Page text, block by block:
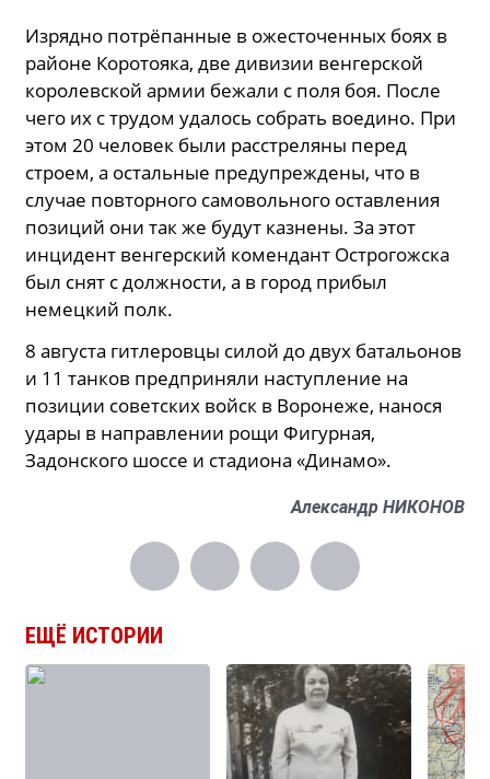
Изрядно потрёпанные в ожесточенных боях в
районе Коротояка, две дивизии венгерской
королевской армии бежали с поля боя. После
чего их с трудом удалось собрать воедино. При
этом 20 человек были расстреляны перед
строем, а остальные предупреждены, что в
случае повторного самовольного оставления
позиций они так же будут казнены. За этот
инцидент венгерский комендант Острогожска
был снят с должности, а в город прибыл
немецкий полк.
8 августа гитлеровцы силой до двух батальонов
и 11 танков предприняли наступление на
позиции советских войск в Воронеже, нанося
удары в направлении рощи Фигурная,
Задонского шоссе и стадиона «Динамо».
Александр НИКОНОВ
ЕЩЁ ИСТОРИИ